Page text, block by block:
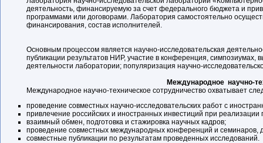
деятельность, финансируемую за счет федерального бюджета и
программами или договорами. Лаборатория самостоятельно
финансирования, состав исполнителей.
Основным процессом является научно-исследовательская
публикации результатов НИР, участие в конференция, симпозиумах,
деятельности лаборатории; популяризация научно-
Международное научно-
Международное научно-техническое сотрудничество охватывает
проведение совместных научно-исследовательских работ с
привлечение российских и иностранных инвестиций при
взаимный обмен, подготовка и стажировка научных кадров;
проведение совместных международных конференций и семинаров,
совместные публикации по результатам проведенных исследований.